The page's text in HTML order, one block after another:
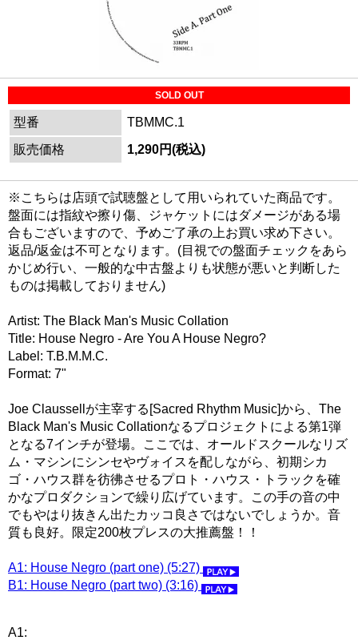
SOLD OUT
型番
TBMMC.1
販売価格
1,290円(税込)
※こちらは店頭で試聴盤として用いられていた商品です。
盤面には指紋や擦り傷、ジャケットにはダメージがある場
合もございますので、予めご了承の上お買い求め下さい。
返品/返金は不可となります。(目視での盤面チェックをあら
かじめ行い、一般的な中古盤よりも状態が悪いと判断した
ものは掲載しておりません)
Artist: The Black Man's Music Collation
Title: House Negro - Are You A House Negro?
Label: T.B.M.M.C.
Format: 7"
Joe Claussellが主宰する[Sacred Rhythm Music]から、The
Black Man's Music Collationなるプロジェクトによる第1弾
となる7インチが登場。ここでは、オールドスクールなリズ
ム・マシンにシンセやヴォイスを配しながら、初期シカ
ゴ・ハウス群を彷彿させるプロト・ハウス・トラックを確
かなプロダクションで繰り広げています。この手の音の中
でもやはり抜きん出たカッコ良さではないでしょうか。音
質も良好。限定200枚プレスの大推薦盤！！
A1: House Negro (part one) (5:27)
B1: House Negro (part two) (3:16)
A1: